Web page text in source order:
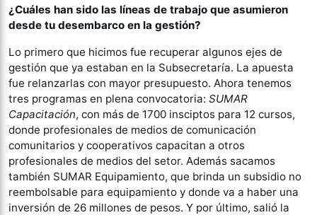
¿Cuáles han sido las líneas de trabajo que asumieron
desde tu desembarco en la gestión?
Lo primero que hicimos fue recuperar algunos ejes de
gestión que ya estaban en la Subsecretaría. La apuesta
fue relanzarlas con mayor presupuesto. Ahora tenemos
tres programas en plena convocatoria: SUMAR
Capacitación, con más de 1700 insciptos para 12 cursos,
donde profesionales de medios de comunicación
comunitarios y cooperativos capacitan a otros
profesionales de medios del setor. Además sacamos
también SUMAR Equipamiento, que brinda un subsidio no
reembolsable para equipamiento y donde va a haber una
inversión de 26 millones de pesos. Y por último, salió la